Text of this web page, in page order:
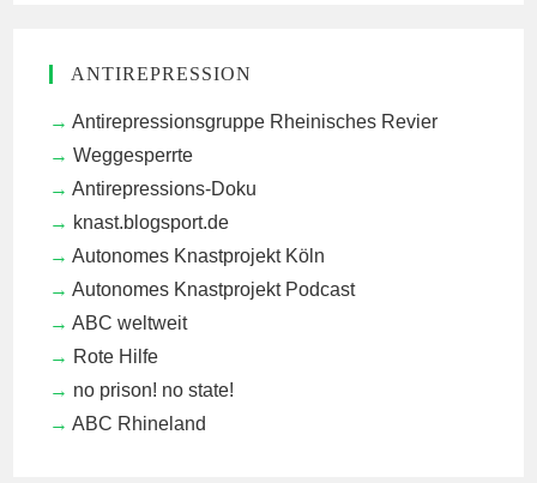
ANTIREPRESSION
Antirepressionsgruppe Rheinisches Revier
Weggesperrte
Antirepressions-Doku
knast.blogsport.de
Autonomes Knastprojekt Köln
Autonomes Knastprojekt Podcast
ABC weltweit
Rote Hilfe
no prison! no state!
ABC Rhineland